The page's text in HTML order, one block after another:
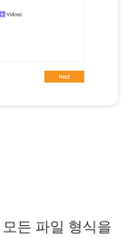
든 파일 형식을